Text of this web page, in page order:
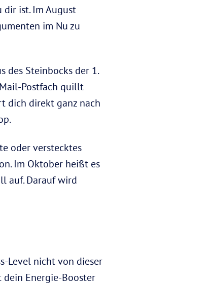
ist. Im August
im Nu zu
des Steinbocks der 1.
Mail-Postfach quillt
dich direkt ganz nach
oder verstecktes
Im Oktober heißt es
auf. Darauf wird
Level nicht von dieser
dein Energie-Booster